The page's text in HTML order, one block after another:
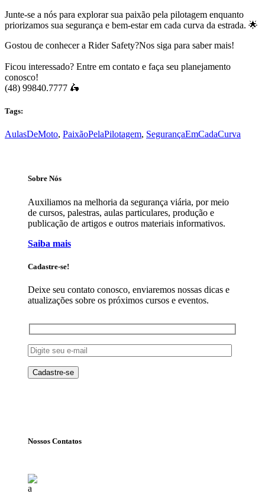
Junte-se a nós para explorar sua paixão pela pilotagem enquanto
priorizamos sua segurança e bem-estar em cada curva da estrada. 🌟
Gostou de conhecer a Rider Safety?Nos siga para saber mais!
Ficou interessado? Entre em contato e faça seu planejamento
conosco!
(48) 99840.7777⁠ 🛵
Tags:
AulasDeMoto, PaixãoPelaPilotagem, SegurançaEmCadaCurva
Sobre Nós
Auxiliamos na melhoria da segurança viária, por meio
de cursos, palestras, aulas particulares, produção e
publicação de artigos e outros materiais informativos.
Saiba mais
Cadastre-se!
Deixe seu contato conosco, enviaremos nossas dicas e
atualizações sobre os próximos cursos e eventos.
Nossos Contatos